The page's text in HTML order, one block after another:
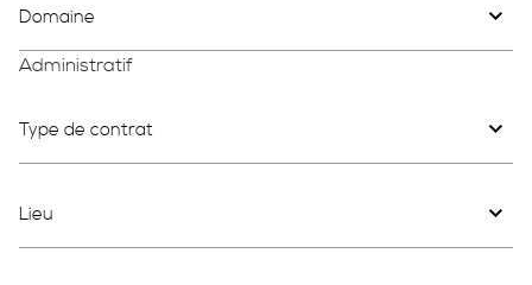
Domaine
Administratif
Type de contrat
Lieu